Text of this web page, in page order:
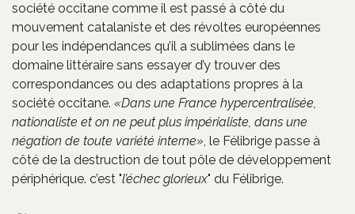
société occitane comme il est passé à côté du
mouvement catalaniste et des révoltes européennes
pour les indépendances qu’il a sublimées dans le
domaine littéraire sans essayer d’y trouver des
correspondances ou des adaptations propres à la
société occitane.
Dans une France hypercentralisée,
nationaliste et on ne peut plus impérialiste, dans une
négation de toute variété interne
, le Félibrige passe à
côté de la destruction de tout pôle de développement
périphérique. c’est "l’échec glorieux" du Félibrige.